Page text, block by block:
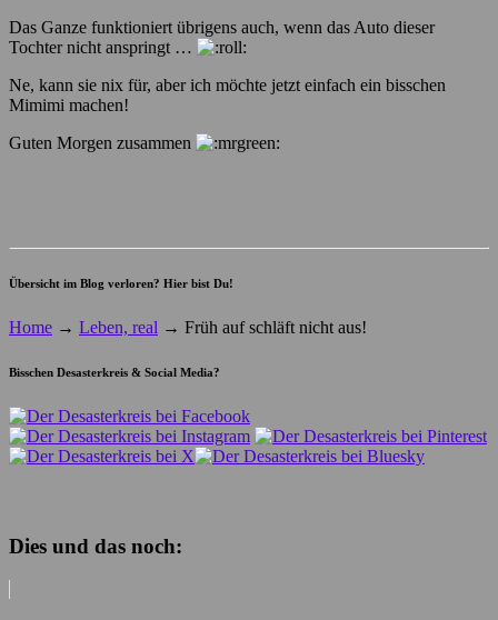
Das Ganze funktioniert übrigens auch, wenn das Auto dieser
Tochter nicht anspringt …
Ne, kann sie nix für, aber ich möchte jetzt einfach ein bisschen
Mimimi machen!
Guten Morgen zusammen
Übersicht im Blog verloren? Hier bist Du!
Home → Leben, real → Früh auf schläft nicht aus!
Bisschen Desasterkreis & Social Media?
Dies und das noch: